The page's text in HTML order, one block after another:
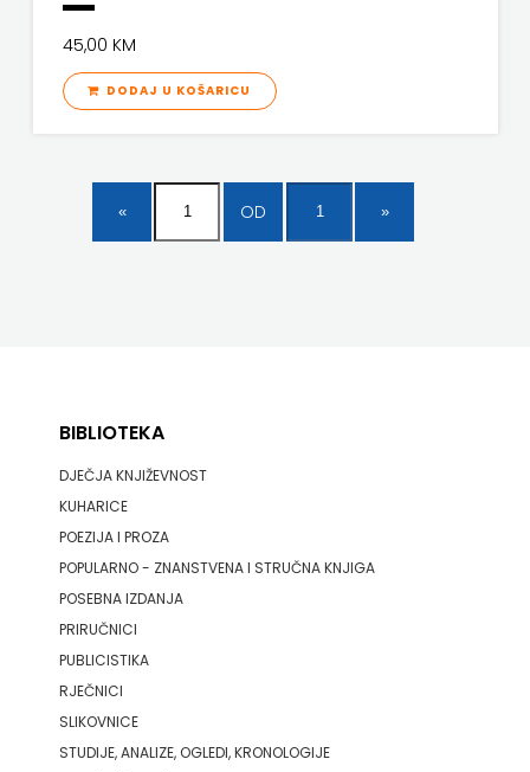
45,00 KM
DODAJ U KOŠARICU
OD
BIBLIOTEKA
DJEČJA KNJIŽEVNOST
KUHARICE
POEZIJA I PROZA
POPULARNO - ZNANSTVENA I STRUČNA KNJIGA
POSEBNA IZDANJA
PRIRUČNICI
PUBLICISTIKA
RJEČNICI
SLIKOVNICE
STUDIJE, ANALIZE, OGLEDI, KRONOLOGIJE